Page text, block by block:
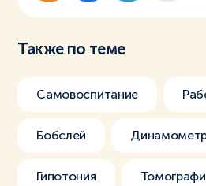
Также по теме
Самовоспитание
Бобслей
Гипотония